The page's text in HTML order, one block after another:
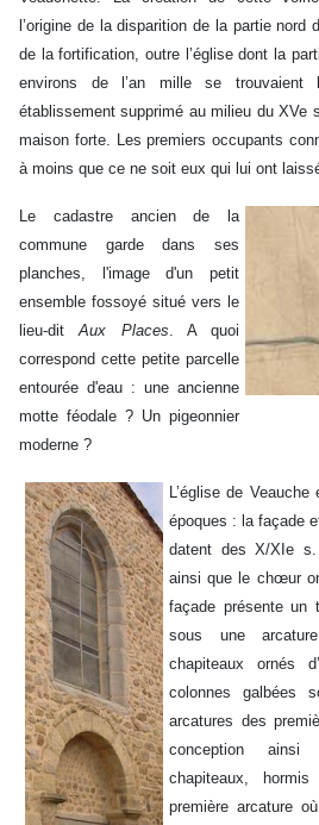
l’origine de la disparition de la partie nord
de la fortification, outre l’église dont la
environs de l’an mille se trouvaient
établissement supprimé au milieu du XVe
maison forte. Les premiers occupants
à moins que ce ne soit eux qui lui ont
Le cadastre ancien de la
commune garde dans ses
planches, l'image d'un petit
ensemble fossoyé situé vers le
lieu-ditAux Places . A quoi
correspond cette petite parcelle
entourée d'eau : une ancienne
motte féodale ? Un pigeonnier
moderne ?
L’église de
époques : la façade
datent des X/XIe
ainsi que le chœur
façade présente un
sous une
chapiteaux ornés
colonnes galbées
arcatures des
conception ainsi
chapiteaux,
première arcature